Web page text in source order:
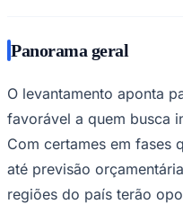
Vasco
Panorama geral
O levantamento aponta
favorável a quem busca
Com certames em fases
até previsão
regiões do país terão